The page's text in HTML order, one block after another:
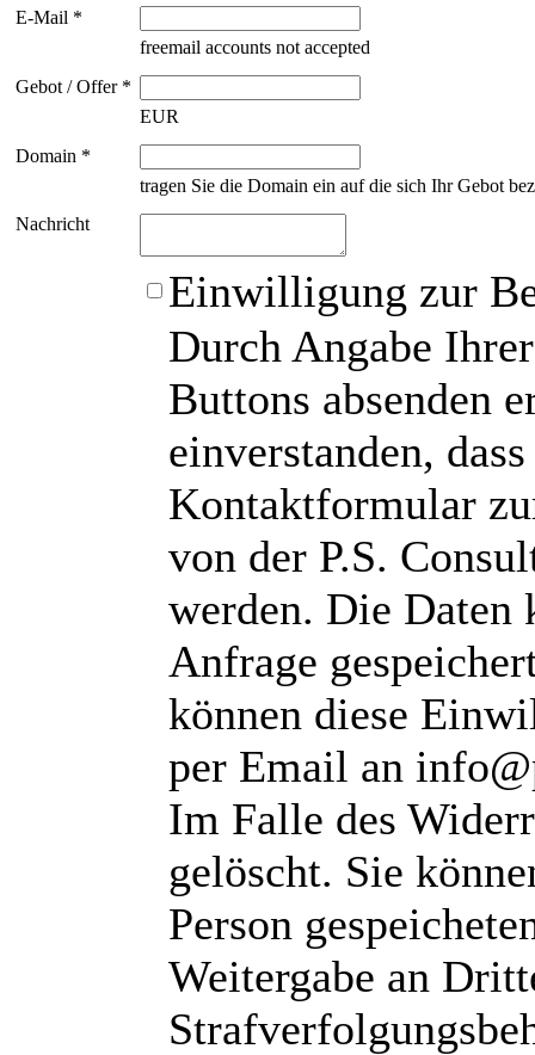
E-Mail *
freemail accounts not accepted
Gebot / Offer *
EUR
Domain *
tragen Sie die Domain ein auf die sich Ihr Gebot
Nachricht
Einwilligung zur
Durch Angabe
Buttons absenden
einverstanden,
Kontaktformular
von der P.S.
werden. Die Daten
Anfrage
können diese
per Email an
Im Falle des
gelöscht. Sie
Person
Weitergabe an